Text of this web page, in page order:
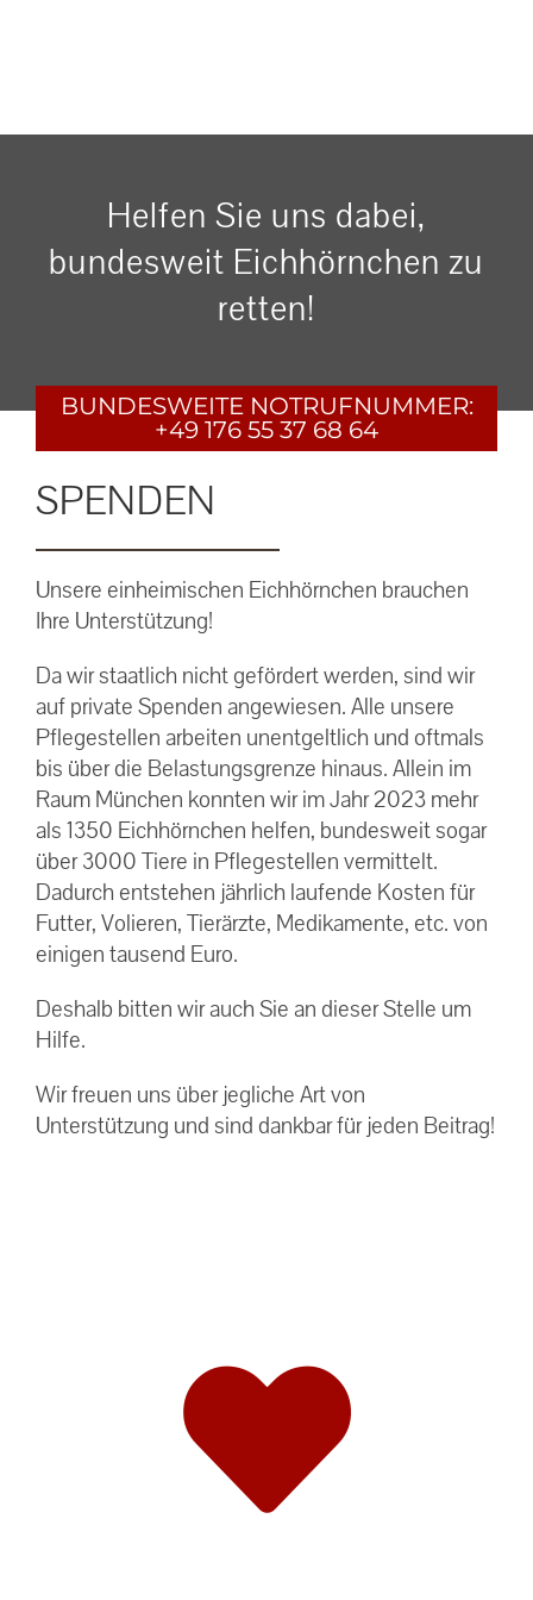
Helfen Sie uns dabei,
bundesweit Eichhörnchen zu
retten!
BUNDESWEITE NOTRUFNUMMER:
+49 176 55 37 68 64
SPENDEN
Unsere einheimischen Eichhörnchen brauchen
Ihre Unterstützung!
Da wir staatlich nicht gefördert werden, sind wir
auf private Spenden angewiesen. Alle unsere
Pflegestellen arbeiten unentgeltlich und oftmals
bis über die Belastungsgrenze hinaus. Allein im
Raum München konnten wir im Jahr 2023 mehr
als 1350 Eichhörnchen helfen, bundesweit sogar
über 3000 Tiere in Pflegestellen vermittelt.
Dadurch entstehen jährlich laufende Kosten für
Futter, Volieren, Tierärzte, Medikamente, etc. von
einigen tausend Euro.
Deshalb bitten wir auch Sie an dieser Stelle um
Hilfe.
Wir freuen uns über jegliche Art von
Unterstützung und sind dankbar für jeden Beitrag!